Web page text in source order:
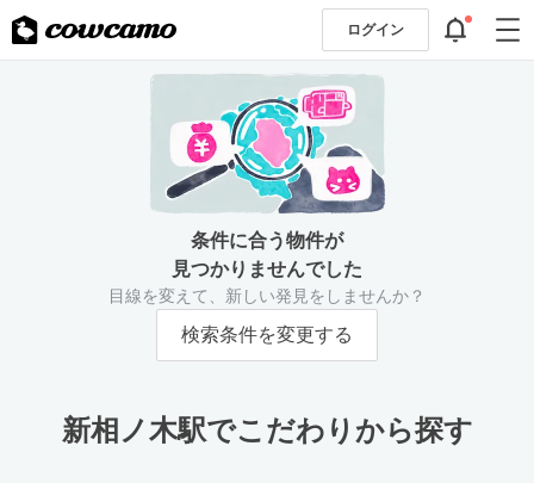
ログイン
条件に合う物件が
見つかりませんでした
目線を変えて、新しい発見をしませんか？
検索条件を変更する
新相ノ木駅でこだわりから探す